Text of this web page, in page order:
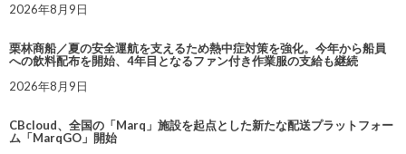
2026年8月9日
栗林商船／夏の安全運航を支えるため熱中症対策を強化。今年から船員
への飲料配布を開始、4年目となるファン付き作業服の支給も継続
2026年8月9日
CBcloud、全国の「Marq」施設を起点とした新たな配送プラットフォー
ム「MarqGO」開始